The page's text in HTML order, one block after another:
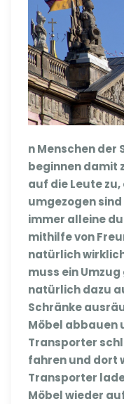
n Menschen der
beginnen damit
auf die Leute
umgezogen
immer alleine
mithilfe von
natürlich
muss ein
natürlich dazu
Schränke
Möbel abbauen
Transporter
fahren und dort
Transporter
Möbel wieder